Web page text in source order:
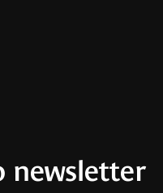
newsletter